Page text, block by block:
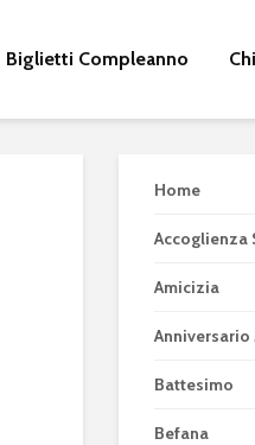
Biglietti Compleanno
Home
Accoglienza
Amicizia
Battesimo
Befana